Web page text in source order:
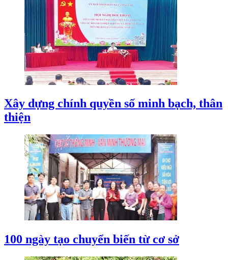
Xây dựng chính quyền số minh bạch, thân
thiện
100 ngày tạo chuyển biến từ cơ sở